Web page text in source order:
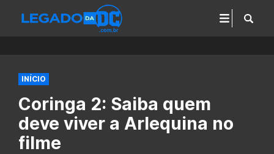
INÍCIO
Coringa 2: Saiba quem
deve viver a Arlequina no
filme